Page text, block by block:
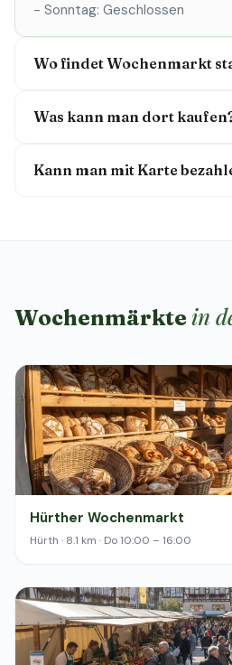
- Sonntag: Geschlossen
Wo findet Wochenmarkt
Was kann man dort
Kann man mit Karte
Wochenmärkte in
Hürther Wochenmarkt
Hürth · 8.1 km · Do 10:00 – 16:00